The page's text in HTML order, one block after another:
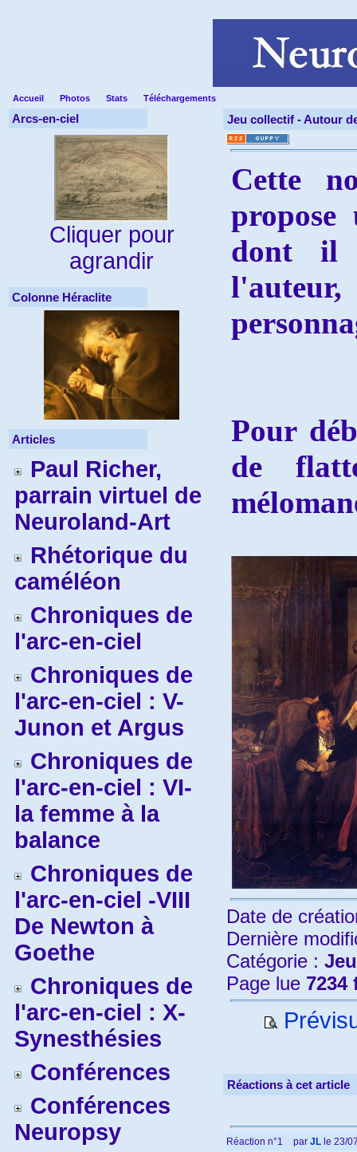
Accueil Photos Stats Téléchargements
Arcs-en-ciel
Cliquer pour
agrandir
Colonne Héraclite
Articles
Paul Richer,
parrain virtuel de
Neuroland-Art
Rhétorique du
caméléon
Chroniques de
l'arc-en-ciel
Chroniques de
l'arc-en-ciel : V-
Junon et Argus
Chroniques de
l'arc-en-ciel : VI-
la femme à la
balance
Chroniques de
l'arc-en-ciel -VIII
De Newton à
Goethe
Chroniques de
l'arc-en-ciel : X-
Synesthésies
Conférences
Conférences
Neuropsy
Jeu collectif -Autour
Cette
dont il
Pour
de
Date de
Dernière
Catégorie :
Page lue 7234
Réactions à cet article
Réaction n°1 par JL le 23/